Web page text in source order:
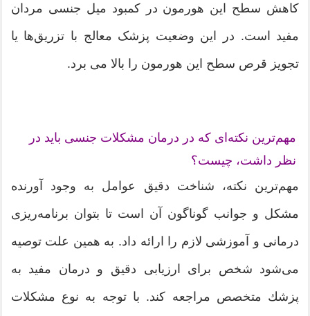
کاهش سطح این هورمون در کمبود میل جنسی مردان
مفید است. در این وضعیت پزشک معالج با تزریق‌ها یا
تجویز قرص سطح این هورمون را بالا می برد.
مهم‌ترین نکته‌ای که در درمان مشکلات جنسی باید در
نظر داشت، چیست؟
مهم‌ترین نکته،‌ شناخت دقیق عوامل به وجود آورنده
مشکل و جوانب گوناگون آن است تا بتوان برنامه‌ریزی
درمانی و آموزشی لازم را ارائه داد. به همین علت توصیه
می‌شود شخص برای ارزیابی‌ دقیق و درمان مفید به
پزشك متخصص مراجعه كند. با توجه به نوع مشکلات